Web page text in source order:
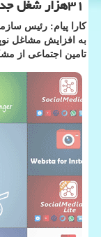
۳۱هزار شغل جدید در بستر فضای مجازی شكل گرفت
كارا پیام: رئیس
تامین اجتماعی از